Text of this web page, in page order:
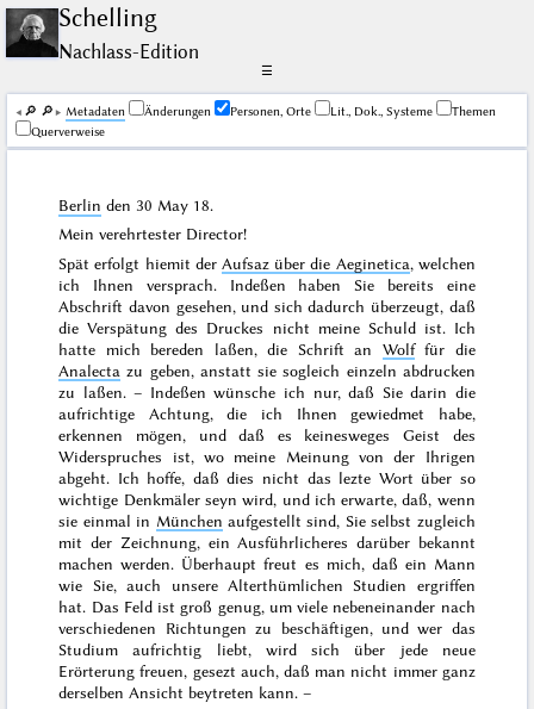
Schelling
Nachlass-Edition
☰
🔎︎ 🔎︎ Me­ta­da­ten Änderungen Personen, Orte Lit., Dok., Systeme
Themen
Querverweise
Berlin den 30 May 18.
Mein verehrtester Director!
Spät erfolgt hiemit der Aufsaz über die Aeginetica, welchen
ich Ihnen versprach. Indeßen haben Sie bereits eine
Abschrift davon gesehen, und sich dadurch überzeugt, daß
die Verspätung des Druckes nicht meine Schuld ist. Ich
hatte mich bereden laßen, die Schrift an Wolffür die
Analecta zu geben, anstatt sie sogleich einzeln abdrucken
zu laßen. – Indeßen wünsche ich nur, daß Sie darin die
aufrichtige Achtung, die ich Ihnen gewiedmet habe,
erkennen mögen, und daß es keinesweges Geist des
Widerspruches ist, wo meine Meinung von der Ihrigen
abgeht. Ich hoffe, daß dies nicht das lezte Wort über so
wichtige Denkmäler seyn wird, und ich erwarte, daß, wenn
sie einmal in München aufgestellt sind, Sie selbst zugleich
mit der Zeichnung, ein Ausführlicheres darüber bekannt
machen werden. Überhaupt freut es mich, daß ein Mann
wie Sie, auch unsere Alterthümlichen Studien ergriffen
hat. Das Feld ist groß genug, um viele nebeneinander nach
verschiedenen Richtungen zu beschäftigen, und wer das
Studium aufrichtig liebt, wird sich über jede neue
Erörterung freuen, gesezt auch, daß man nicht immer ganz
derselben Ansicht beytreten kann. –